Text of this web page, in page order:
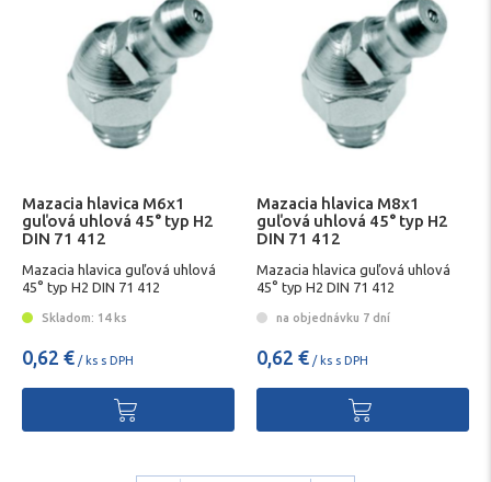
Mazacia hlavica M6x1
guľová uhlová 45° typ H2
DIN 71 412
Mazacia hlavica guľová uhlová
45° typ H2 DIN 71 412
Skladom: 14 ks
0,62 € / ks s DPH
Mazacia hlavica M8x1
guľová uhlová 45° typ H2
DIN 71 412
Mazacia hlavica guľová uhlová
45° typ H2 DIN 71 412
na objednávku 7 dní
0,62 € / ks s DPH